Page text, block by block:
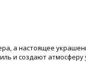
а настоящее
и создают